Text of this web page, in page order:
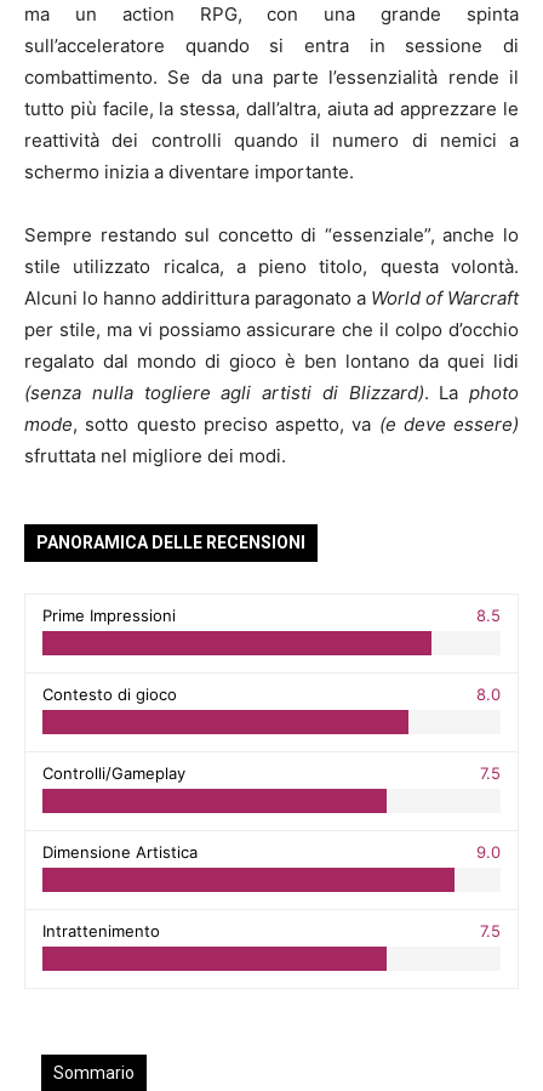
ma un action RPG, con una grande spinta
sull’acceleratore quando si entra in sessione di
combattimento. Se da una parte l’essenzialità rende il
tutto più facile, la stessa, dall’altra, aiuta ad apprezzare le
reattività dei controlli quando il numero di nemici a
schermo inizia a diventare importante.
Sempre restando sul concetto di “essenziale”, anche lo
stile utilizzato ricalca, a pieno titolo, questa volontà.
Alcuni lo hanno addirittura paragonato a World of Warcraft
per stile, ma vi possiamo assicurare che il colpo d’occhio
regalato dal mondo di gioco è ben lontano da quei lidi
(senza nulla togliere agli artisti di Blizzard). La photo
mode, sotto questo preciso aspetto, va (e deve essere)
sfruttata nel migliore dei modi.
PANORAMICA DELLE RECENSIONI
Prime Impressioni 8.5
Contesto di gioco 8.0
Controlli/Gameplay 7.5
Dimensione Artistica 9.0
Intrattenimento 7.5
Sommario